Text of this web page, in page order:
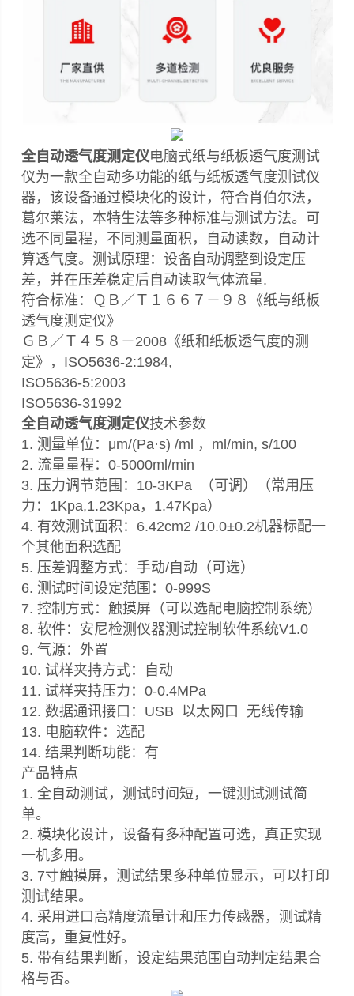
全自动透气度测定仪电脑式纸与纸板透气度测试
仪为一款全自动多功能的纸与纸板透气度测试仪
器，该设备通过模块化的设计，符合肖伯尔法，
葛尔莱法，本特生法等多种标准与测试方法。可
选不同量程，不同测量面积，自动读数，自动计
算透气度。测试原理：设备自动调整到设定压
差，并在压差稳定后自动读取气体流量.
符合标准：ＱＢ／Ｔ１６６７－９８《纸与纸板
透气度测定仪》
ＧＢ／Ｔ４５８－2008《纸和纸板透气度的测
定》，ISO5636-2:1984,
ISO5636-5:2003
ISO5636-31992
全自动透气度测定仪技术参数
1. 测量单位：μm/(Pa·s) /ml ，ml/min, s/100
2. 流量量程：0-5000ml/min
3. 压力调节范围：10-3KPa （可调）（常用压
力：1Kpa,1.23Kpa，1.47Kpa）
4. 有效测试面积：6.42cm2 /10.0±0.2机器标配一
个其他面积选配
5. 压差调整方式：手动/自动（可选）
6. 测试时间设定范围：0-999S
7. 控制方式：触摸屏（可以选配电脑控制系统）
8. 软件：安尼检测仪器测试控制软件系统V1.0
9. 气源：外置
10. 试样夹持方式：自动
11. 试样夹持压力：0-0.4MPa
12. 数据通讯接口：USB 以太网口 无线传输
13. 电脑软件：选配
14. 结果判断功能：有
产品特点
1. 全自动测试，测试时间短，一键测试测试简
单。
2. 模块化设计，设备有多种配置可选，真正实现
一机多用。
3. 7寸触摸屏，测试结果多种单位显示，可以打印
测试结果。
4. 采用进口高精度流量计和压力传感器，测试精
度高，重复性好。
5. 带有结果判断，设定结果范围自动判定结果合
格与否。